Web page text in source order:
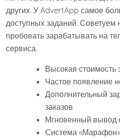
других. У AdvertApp самое
доступных заданий. Советуем
пробовать зарабатывать на
сервиса.
Высокая стоимость
Частое появление
Дополнительный
заказов
Мгновенный вывод
Система